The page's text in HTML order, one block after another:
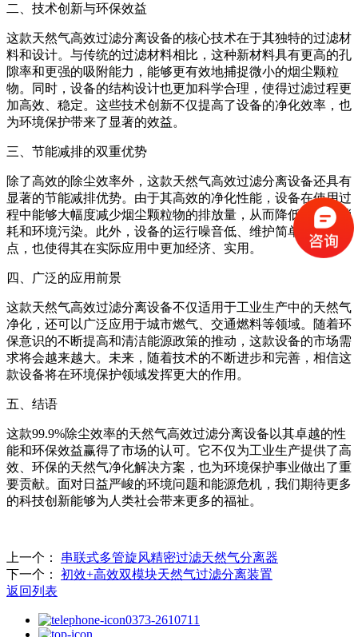
二、技术创新与环保效益
这款天然气高效过滤分离设备的核心技术在于其独特的过滤材
料和设计。与传统的过滤材料相比，这种新材料具有更高的孔
隙率和更强的吸附能力，能够更有效地捕捉微小的烟尘颗粒
物。同时，设备的结构设计也更加科学合理，使得过滤过程更
加高效、稳定。这些技术创新不仅提高了设备的净化效率，也
为环境保护带来了显著的效益。
三、节能减排的双重优势
除了高效的除尘效率外，这款天然气高效过滤分离设备还具有
显著的节能减排优势。由于其高效的净化性能，设备在使用过
程中能够大幅度减少烟尘颗粒物的排放量，从而降低了能源消
耗和环境污染。此外，设备的运行噪音低、维护简单方便等特
点，也使得其在实际应用中更加经济、实用。
四、广泛的应用前景
这款天然气高效过滤分离设备不仅适用于工业生产中的天然气
净化，还可以广泛应用于城市燃气、交通燃料等领域。随着环
保意识的不断提高和清洁能源政策的推动，这款设备的市场需
求将会越来越大。未来，随着技术的不断进步和完善，相信这
款设备将在环境保护领域发挥更大的作用。
五、结语
这款99.9%除尘效率的天然气高效过滤分离设备以其卓越的性
能和环保效益赢得了市场的认可。它不仅为工业生产提供了高
效、环保的天然气净化解决方案，也为环境保护事业做出了重
要贡献。面对日益严峻的环境问题和能源危机，我们期待更多
的科技创新能够为人类社会带来更多的福祉。
上一个：
串联式多管旋风精密过滤天然气分离器
下一个：
初效+高效双模块天然气过滤分离装置
返回列表
0373-2610711